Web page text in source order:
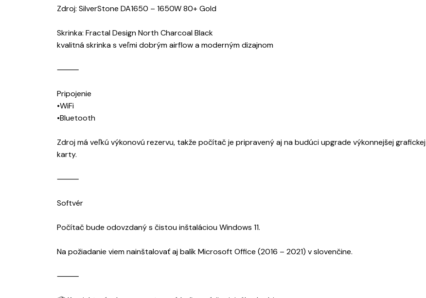
Zdroj: SilverStone DA1650 – 1650W 80+ Gold
Skrinka: Fractal Design North Charcoal Black
kvalitná skrinka s veľmi dobrým airflow a moderným dizajnom
⸻
Pripojenie
•WiFi
•Bluetooth
Zdroj má veľkú výkonovú rezervu, takže počítač je pripravený aj na budúci upgrade výkonnejšej grafickej
karty.
⸻
Softvér
Počítač bude odovzdaný s čistou inštaláciou Windows 11.
Na požiadanie viem nainštalovať aj balík Microsoft Office (2016 – 2021) v slovenčine.
⸻